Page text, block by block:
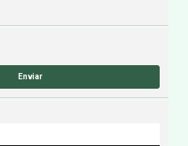
Enviar